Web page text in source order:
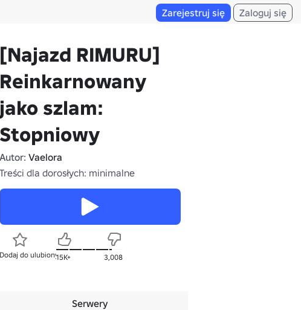
Zarejestruj się Zaloguj się
[Najazd RIMURU]
Reinkarnowany
jako szlam:
Stopniowy
Autor: Vaelora
Treści dla dorosłych: minimalne
Dodaj do ulubionych
15K+ 3,008
Serwery